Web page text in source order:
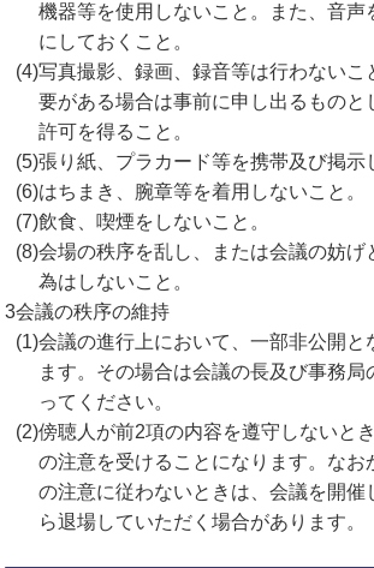
機器等を使用しないこと。また、音声
にしておくこと。
(4)写真撮影、録画、録音等は行わないこ
要がある場合は事前に申し出るものと
許可を得ること。
(5)張り紙、プラカード等を携帯及び掲示
(6)はちまき、腕章等を着用しないこと。
(7)飲食、喫煙をしないこと。
(8)会場の秩序を乱し、または会議の妨げ
為はしないこと。
3会議の秩序の維持
(1)会議の進行上において、一部非公開と
ます。その場合は会議の長及び事務局
ってください。
(2)傍聴人が前2項の内容を遵守しないと
の注意を受けることになります。なお
の注意に従わないときは、会議を開催
ら退場していただく場合があります。